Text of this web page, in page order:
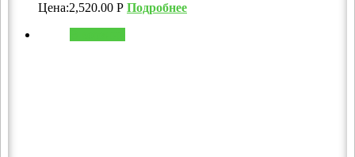
Цена:2,520.00 Р Подробнее